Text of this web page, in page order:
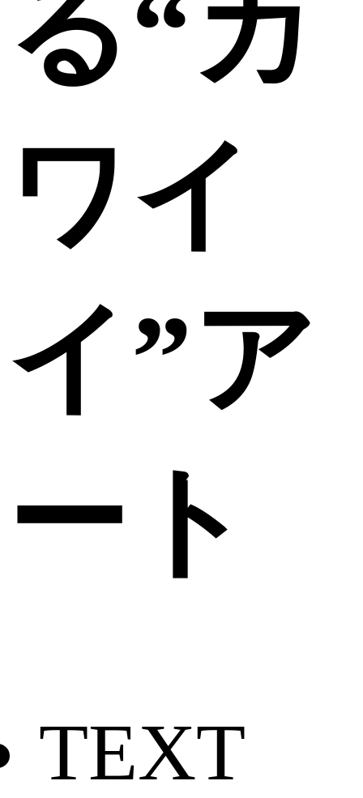
る“カ
ワイ
イ”ア
ート
TEXT